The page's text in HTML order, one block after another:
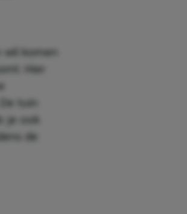
komen
Hier
tuin
je ook
de